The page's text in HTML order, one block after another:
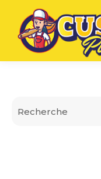
Lanceur